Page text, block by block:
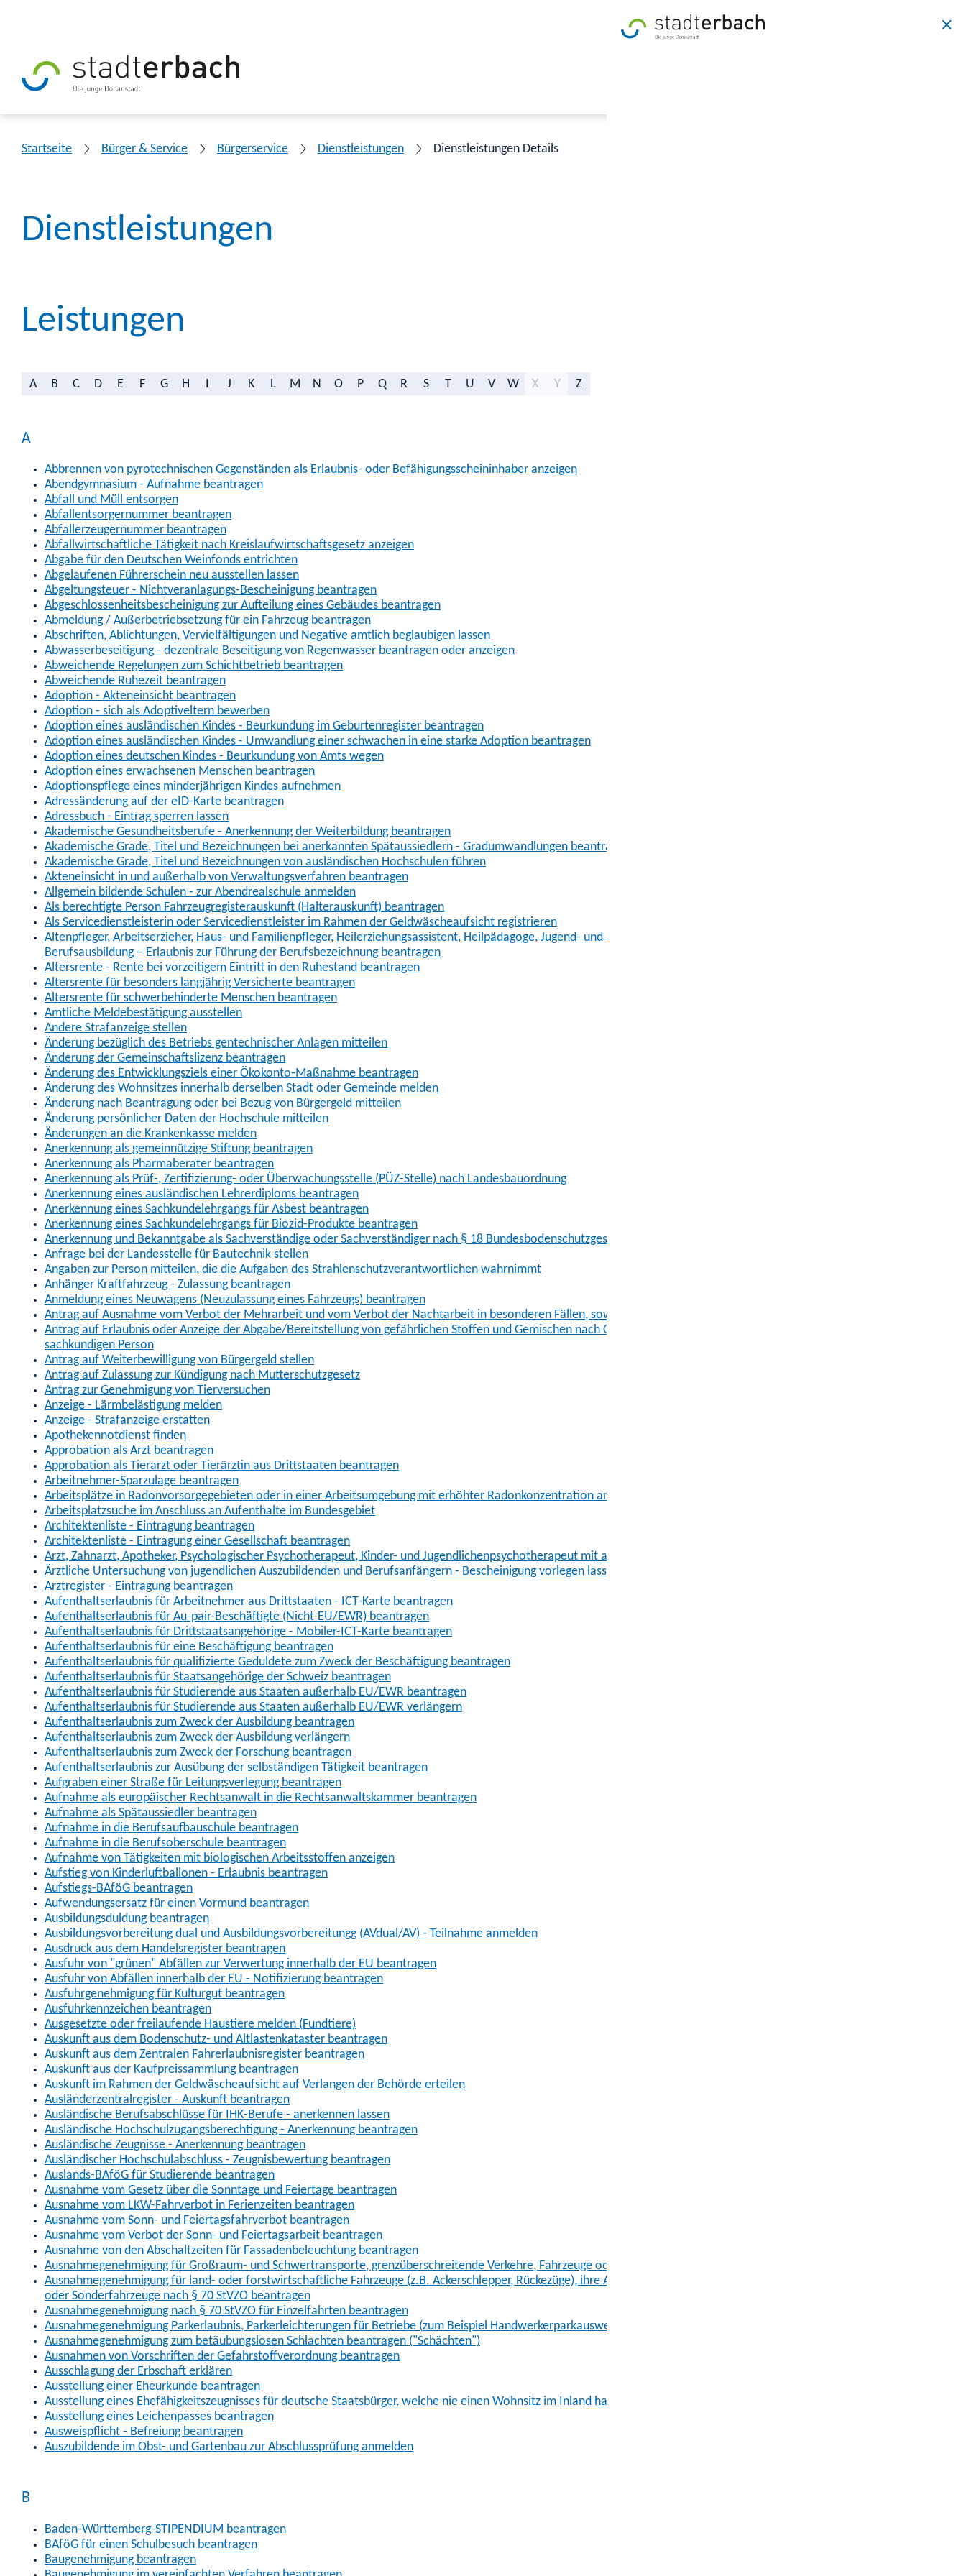
Startseite Bürger & Service Bürgerservice Dienstleistungen Dienstleistungen Details
Dienstleistungen
Leistungen
A B C D E F G H J K L M N O P Q R S T U V W X Y Z
A
Abbrennen von pyrotechnischen Gegenständen als Erlaubnis- oder Befähigungsscheininhaber anzeigen
Abendgymnasium - Aufnahme beantragen
Abfall und Müll entsorgen
Abfallentsorgernummer beantragen
Abfallerzeugernummer beantragen
Abfallwirtschaftliche Tätigkeit nach Kreislaufwirtschaftsgesetz anzeigen
Abgabe für den Deutschen Weinfonds entrichten
Abgelaufenen Führerschein neu ausstellen lassen
Abgeltungsteuer - Nichtveranlagungs-Bescheinigung beantragen
Abgeschlossenheitsbescheinigung zur Aufteilung eines Gebäudes beantragen
Abmeldung / Außerbetriebsetzung für ein Fahrzeug beantragen
Abschriften, Ablichtungen, Vervielfältigungen und Negative amtlich beglaubigen lassen
Abwasserbeseitigung - dezentrale Beseitigung von Regenwasser beantragen oder anzeigen
Abweichende Regelungen zum Schichtbetrieb beantragen
Abweichende Ruhezeit beantragen
Adoption - Akteneinsicht beantragen
Adoption - sich als Adoptiveltern bewerben
Adoption eines ausländischen Kindes - Beurkundung im Geburtenregister beantragen
Adoption eines ausländischen Kindes - Umwandlung einer schwachen in eine starke Adoption beantragen
Adoption eines deutschen Kindes - Beurkundung von Amts wegen
Adoption eines erwachsenen Menschen beantragen
Adoptionspflege eines minderjährigen Kindes aufnehmen
Adressänderung auf der eID-Karte beantragen
Adressbuch - Eintrag sperren lassen
Akademische Gesundheitsberufe - Anerkennung der Weiterbildung beantragen
Akademische Grade, Titel und Bezeichnungen bei anerkannten Spätaussiedlern - Gradumwandlungen beantragen
Akademische Grade, Titel und Bezeichnungen von ausländischen Hochschulen führen
Akteneinsicht in und außerhalb von Verwaltungsverfahren beantragen
Allgemein bildende Schulen - zur Abendrealschule anmelden
Als berechtigte Person Fahrzeugregisterauskunft (Halterauskunft) beantragen
Als Servicedienstleisterin oder Servicedienstleister im Rahmen der Geldwäscheaufsicht registrieren
Altenpfleger, Arbeitserzieher, Haus- und Familienpfleger, Heilerziehungsassistent, Heilpädagoge, Jugend- und Heimerzieher, Sozialarbeiter, Sozialpädagoge mit ausländischer
Berufsausbildung – Erlaubnis zur Führung der Berufsbezeichnung beantragen
Altersrente - Rente bei vorzeitigem Eintritt in den Ruhestand beantragen
Altersrente für besonders langjährig Versicherte beantragen
Altersrente für schwerbehinderte Menschen beantragen
Amtliche Meldebestätigung ausstellen
Andere Strafanzeige stellen
Änderung bezüglich des Betriebs gentechnischer Anlagen mitteilen
Änderung der Gemeinschaftslizenz beantragen
Änderung des Entwicklungsziels einer Ökokonto-Maßnahme beantragen
Änderung des Wohnsitzes innerhalb derselben Stadt oder Gemeinde melden
Änderung nach Beantragung oder bei Bezug von Bürgergeld mitteilen
Änderung persönlicher Daten der Hochschule mitteilen
Änderungen an die Krankenkasse melden
Anerkennung als gemeinnützige Stiftung beantragen
Anerkennung als Pharmaberater beantragen
Anerkennung als Prüf-, Zertifizierung- oder Überwachungsstelle (PÜZ-Stelle) nach Landesbauordnung
Anerkennung eines ausländischen Lehrerdiploms beantragen
Anerkennung eines Sachkundelehrgangs für Asbest beantragen
Anerkennung eines Sachkundelehrgangs für Biozid-Produkte beantragen
Anerkennung und Bekanntgabe als Sachverständige oder Sachverständiger nach § 18 Bundesbodenschutzgesetz
Anfrage bei der Landesstelle für Bautechnik stellen
Angaben zur Person mitteilen, die die Aufgaben des Strahlenschutzverantwortlichen wahrnimmt
Anhänger Kraftfahrzeug - Zulassung beantragen
Anmeldung eines Neuwagens (Neuzulassung eines Fahrzeugs) beantragen
Antrag auf Ausnahme vom Verbot der Mehrarbeit und vom Verbot der Nachtarbeit in besonderen Fällen, sowie der Art der Arbeit und dem Arbeitstempo
Antrag auf Erlaubnis oder Anzeige der Abgabe/Bereitstellung von gefährlichen Stoffen und Gemischen nach ChemVerbotsV sowie Änderungsanzeigen bei Wechsel der
sachkundigen Person
Antrag auf Weiterbewilligung von Bürgergeld stellen
Antrag auf Zulassung zur Kündigung nach Mutterschutzgesetz
Antrag zur Genehmigung von Tierversuchen
Anzeige - Lärmbelästigung melden
Anzeige - Strafanzeige erstatten
Apothekennotdienst finden
Approbation als Arzt beantragen
Approbation als Tierarzt oder Tierärztin aus Drittstaaten beantragen
Arbeitnehmer-Sparzulage beantragen
Arbeitsplätze in Radonvorsorgegebieten oder in einer Arbeitsumgebung mit erhöhter Radonkonzentration anmelden
Arbeitsplatzsuche im Anschluss an Aufenthalte im Bundesgebiet
Architektenliste - Eintragung beantragen
Architektenliste - Eintragung einer Gesellschaft beantragen
Arzt, Zahnarzt, Apotheker, Psychologischer Psychotherapeut, Kinder- und Jugendlichenpsychotherapeut mit ausländischer Berufsausbildung – Approbation beantragen
Ärztliche Untersuchung von jugendlichen Auszubildenden und Berufsanfängern - Bescheinigung vorlegen lassen
Arztregister - Eintragung beantragen
Aufenthaltserlaubnis für Arbeitnehmer aus Drittstaaten - ICT-Karte beantragen
Aufenthaltserlaubnis für Au-pair-Beschäftigte (Nicht-EU/EWR) beantragen
Aufenthaltserlaubnis für Drittstaatsangehörige - Mobiler-ICT-Karte beantragen
Aufenthaltserlaubnis für eine Beschäftigung beantragen
Aufenthaltserlaubnis für qualifizierte Geduldete zum Zweck der Beschäftigung beantragen
Aufenthaltserlaubnis für Staatsangehörige der Schweiz beantragen
Aufenthaltserlaubnis für Studierende aus Staaten außerhalb EU/EWR beantragen
Aufenthaltserlaubnis für Studierende aus Staaten außerhalb EU/EWR verlängern
Aufenthaltserlaubnis zum Zweck der Ausbildung beantragen
Aufenthaltserlaubnis zum Zweck der Ausbildung verlängern
Aufenthaltserlaubnis zum Zweck der Forschung beantragen
Aufenthaltserlaubnis zur Ausübung der selbständigen Tätigkeit beantragen
Aufgraben einer Straße für Leitungsverlegung beantragen
Aufnahme als europäischer Rechtsanwalt in die Rechtsanwaltskammer beantragen
Aufnahme als Spätaussiedler beantragen
Aufnahme in die Berufsaufbauschule beantragen
Aufnahme in die Berufsoberschule beantragen
Aufnahme von Tätigkeiten mit biologischen Arbeitsstoffen anzeigen
Aufstieg von Kinderluftballonen - Erlaubnis beantragen
Aufstiegs-BAföG beantragen
Aufwendungsersatz für einen Vormund beantragen
Ausbildungsduldung beantragen
Ausbildungsvorbereitung dual und Ausbildungsvorbereitungg (AVdual/AV) - Teilnahme anmelden
Ausdruck aus dem Handelsregister beantragen
Ausfuhr von "grünen" Abfällen zur Verwertung innerhalb der EU beantragen
Ausfuhr von Abfällen innerhalb der EU - Notifizierung beantragen
Ausfuhrgenehmigung für Kulturgut beantragen
Ausfuhrkennzeichen beantragen
Ausgesetzte oder freilaufende Haustiere melden (Fundtiere)
Auskunft aus dem Bodenschutz- und Altlastenkataster beantragen
Auskunft aus dem Zentralen Fahrerlaubnisregister beantragen
Auskunft aus der Kaufpreissammlung beantragen
Auskunft im Rahmen der Geldwäscheaufsicht auf Verlangen der Behörde erteilen
Ausländerzentralregister - Auskunft beantragen
Ausländische Berufsabschlüsse für IHK-Berufe - anerkennen lassen
Ausländische Hochschulzugangsberechtigung - Anerkennung beantragen
Ausländische Zeugnisse - Anerkennung beantragen
Ausländischer Hochschulabschluss - Zeugnisbewertung beantragen
Auslands-BAföG für Studierende beantragen
Ausnahme vom Gesetz über die Sonntage und Feiertage beantragen
Ausnahme vom LKW-Fahrverbot in Ferienzeiten beantragen
Ausnahme vom Sonn- und Feiertagsfahrverbot beantragen
Ausnahme vom Verbot der Sonn- und Feiertagsarbeit beantragen
Ausnahme von den Abschaltzeiten für Fassadenbeleuchtung beantragen
Ausnahmegenehmigung für Großraum- und Schwertransporte, grenzüberschreitende Verkehre, Fahrzeuge oder Fahrzeugkombinationen nach § 70 StVZO beantragen
Ausnahmegenehmigung für land- oder forstwirtschaftliche Fahrzeuge (z.B. Ackerschlepper, Rückezüge), ihre Anhänger, Arbeitsmaschinen (z.B. Gabelstapler, Mähdrescher)
oder Sonderfahrzeuge nach § 70 StVZO beantragen
Ausnahmegenehmigung nach § 70 StVZO für Einzelfahrten beantragen
Ausnahmegenehmigung Parkerlaubnis, Parkerleichterungen für Betriebe (zum Beispiel Handwerkerparkausweis)
Ausnahmegenehmigung zum betäubungslosen Schlachten beantragen ("Schächten")
Ausnahmen von Vorschriften der Gefahrstoffverordnung beantragen
Ausschlagung der Erbschaft erklären
Ausstellung einer Eheurkunde beantragen
Ausstellung eines Ehefähigkeitszeugnisses für deutsche Staatsbürger, welche nie einen Wohnsitz im Inland hatten
Ausstellung eines Leichenpasses beantragen
Ausweispflicht - Befreiung beantragen
Auszubildende im Obst- und Gartenbau zur Abschlussprüfung anmelden
B
Baden-Württemberg-STIPENDIUM beantragen
BAföG für einen Schulbesuch beantragen
Baugenehmigung beantragen